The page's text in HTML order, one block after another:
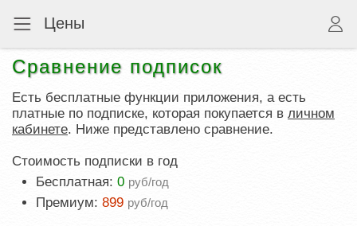
Цены
Сравнение подписок
Есть бесплатные функции приложения, а есть
платные по подписке, которая покупается в личном
кабинете. Ниже представлено сравнение.
Стоимость подписки в год
Бесплатная: 0 руб/год
Премиум: 899 руб/год